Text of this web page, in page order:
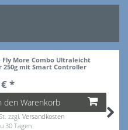
Fly More Combo Ultraleicht
250g mit Smart Controller
*
den Warenkorb
zzgl.Versandkosten
30 Tagen